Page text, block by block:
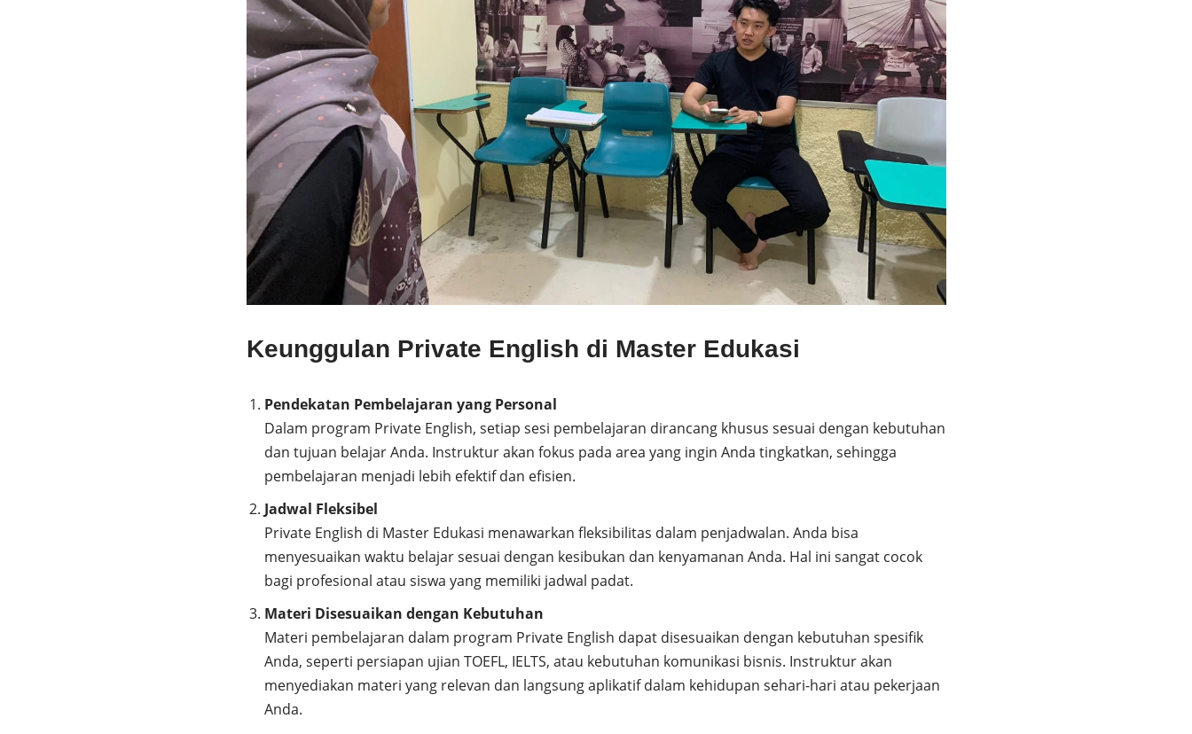
Keunggulan Private English di Master Edukasi
Pendekatan Pembelajaran yang Personal
Dalam program Private English, setiap sesi pembelajaran dirancang khusus sesuai dengan kebutuhan
dan tujuan belajar Anda. Instruktur akan fokus pada area yang ingin Anda tingkatkan, sehingga
pembelajaran menjadi lebih efektif dan efisien.
Jadwal Fleksibel
Private English di Master Edukasi menawarkan fleksibilitas dalam penjadwalan. Anda bisa
menyesuaikan waktu belajar sesuai dengan kesibukan dan kenyamanan Anda. Hal ini sangat cocok
bagi profesional atau siswa yang memiliki jadwal padat.
Materi Disesuaikan dengan Kebutuhan
Materi pembelajaran dalam program Private English dapat disesuaikan dengan kebutuhan spesifik
Anda, seperti persiapan ujian TOEFL, IELTS, atau kebutuhan komunikasi bisnis. Instruktur akan
menyediakan materi yang relevan dan langsung aplikatif dalam kehidupan sehari-hari atau pekerjaan
Anda.